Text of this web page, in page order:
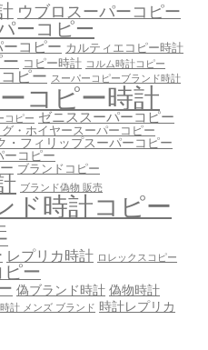
ウブロスーパーコピー
ーコピー
コピー カルティエコピー時計
コピー時計 コルム時計コピー
ピー スーパーコピーブランド時計
コピー時計
コピー ゼニススーパーコピー
グ・ホイヤースーパーコピー
・フィリップスーパーコピー
ーコピー
ブランドコピー
ブランド偽物 販売
ド時計コピー
レプリカ時計 ロレックスコピー
ピー
偽ブランド時計 偽物時計
時計 メンズ ブランド 時計レプリカ